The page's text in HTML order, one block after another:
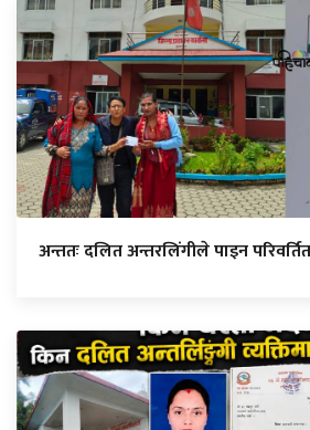
अन्ततः दलित अन्तरलिंगीले पाइन